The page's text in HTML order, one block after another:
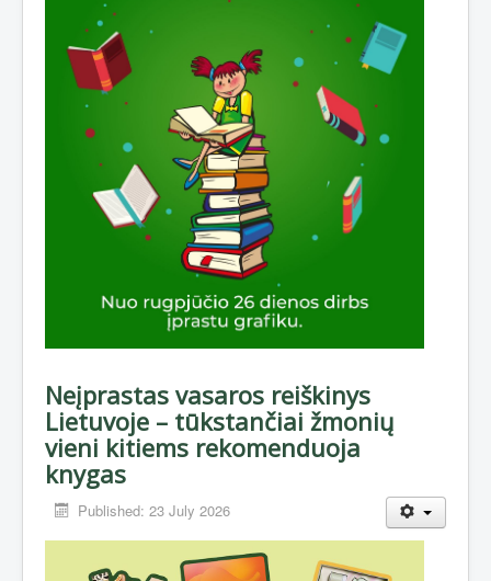
Neįprastas vasaros reiškinys
Lietuvoje – tūkstančiai žmonių
vieni kitiems rekomenduoja
knygas
Published: 23 July 2026